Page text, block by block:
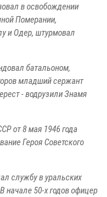
в освобождении
Померании,
и Одер, штурмовал
батальоном,
младший сержант
- водрузили Знамя
от 8 мая 1946 года
Героя Советского
службу в уральских
начале 50-х годов офицер